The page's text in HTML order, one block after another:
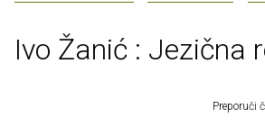
Ivo Žanić : Jezična
Preporuči